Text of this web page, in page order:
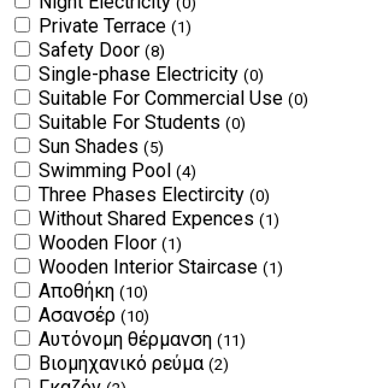
Private Terrace (1)
Safety Door (8)
Single-phase Electricity (0)
Suitable For Commercial Use (0)
Suitable For Students (0)
Sun Shades (5)
Swimming Pool (4)
Three Phases Electircity (0)
Without Shared Expences (1)
Wooden Floor (1)
Wooden Interior Staircase (1)
Αποθήκη (10)
Ασανσέρ (10)
Αυτόνομη θέρμανση (11)
Βιομηχανικό ρεύμα (2)